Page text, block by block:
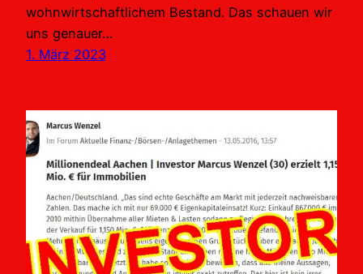
wohnwirtschaftlichem Bestand. Das schauen wir
uns genauer…
1. März 2023